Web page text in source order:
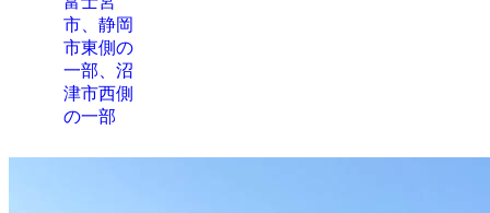
市、静岡
市東側の
一部、沼
津市西側
の一部